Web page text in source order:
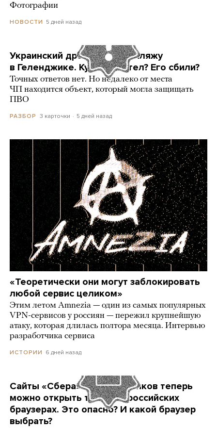
Фотографии
НОВОСТИ 5 дней назад
Украинский дрон попал по пляжу
в Геленджике. Куда он летел? Его сбили?
Точных ответов нет. Но недалеко от места
ЧП находится объект, который могла защищать
ПВО
РАЗБОР 3 карточки 5 дней назад
«Теоретически они могут заблокировать
любой сервис целиком»
Этим летом Amnezia — один из самых популярных
VPN-сервисов у россиян — пережил крупнейшую
атаку, которая длилась полтора месяца. Интервью
разработчика сервиса
ИСТОРИИ 6 дней назад
Сайты «Сбера» и других банков теперь
можно открыть только в российских
браузерах. Это опасно? И какой браузер
выбрать?